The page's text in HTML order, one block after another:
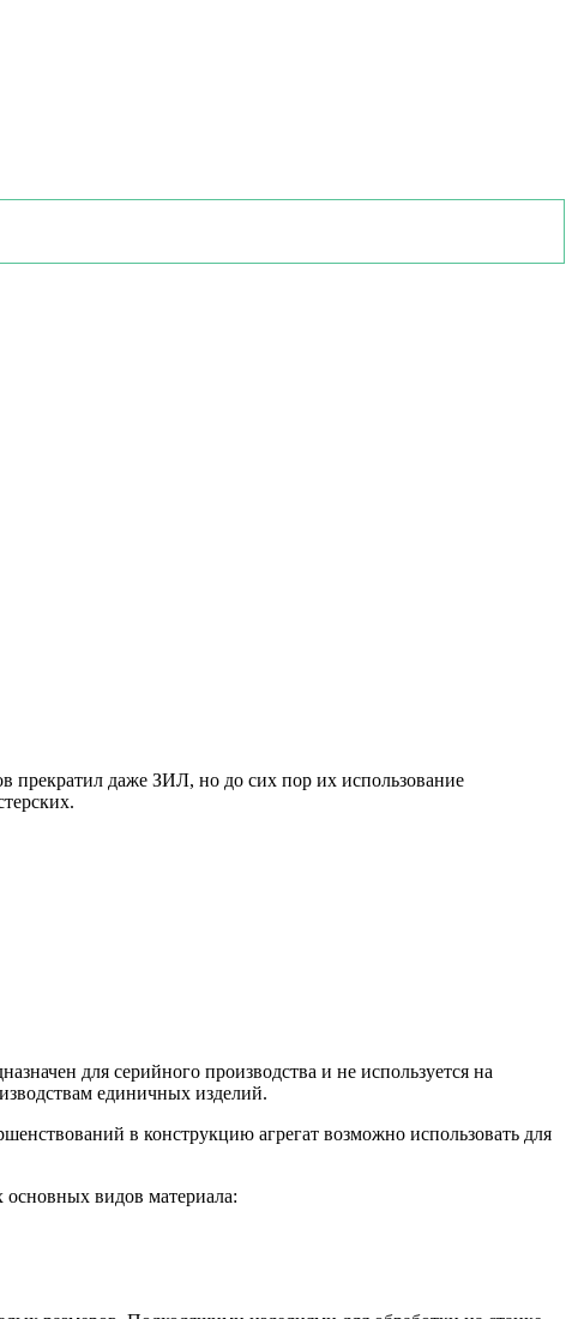
прекратил даже ЗИЛ, но до сих пор их использование
для серийного производства и не используется на
единичных изделий.
в конструкцию агрегат возможно использовать для
видов материала: